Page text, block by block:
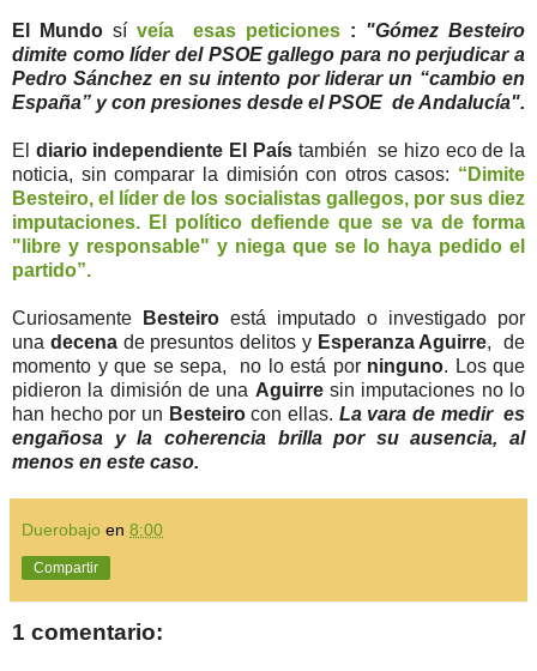
El Mundo sí veía esas peticiones : "Gómez Besteiro
dimite como líder del PSOE gallego para no perjudicar a
Pedro Sánchez en su intento por liderar un “cambio en
España” y con presiones desde el PSOE de Andalucía".
El diario independiente El Paístambién se hizo eco de la
noticia, sin comparar la dimisión con otros casos: “Dimite
Besteiro, el líder de los socialistas gallegos, por sus diez
imputaciones. El político defiende que se va de forma
"libre y responsable" y niega que se lo haya pedido el
partido”.
Curiosamente Besteiro está imputado o investigado por
una decenade presuntos delitos y Esperanza Aguirre, de
momento y que se sepa, no lo está por ninguno. Los que
pidieron la dimisión de una Aguirresin imputaciones no lo
han hecho por un Besteirocon ellas. La vara de medir es
engañosa y la coherencia brilla por su ausencia, al
menos en este caso.
Duerobajo en 8:00
Compartir
1 comentario: